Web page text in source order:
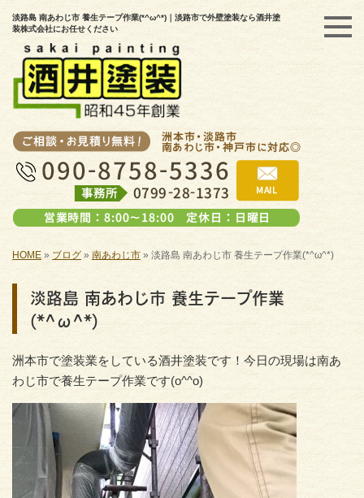
淡路島 南あわじ市 養生テープ作業(*^ω^*)｜淡路市で外壁塗装なら酒井塗
装株式会社にお任せください
HOME » ブログ» 南あわじ市 » 淡路島 南あわじ市 養生テープ作業(*^ω^*)
淡路島 南あわじ市 養生テープ作業
(*^ω^*)
洲本市で塗装業をしている酒井塗装です！今日の現場は南あ
わじ市で養生テープ作業です(o^^o)